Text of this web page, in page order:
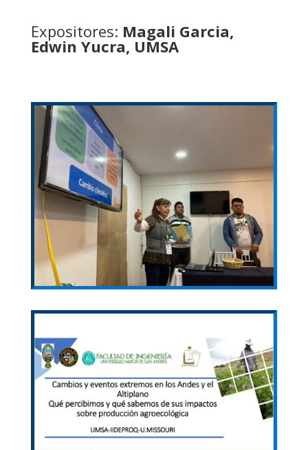
Expositores: Magali Garcia,
Edwin Yucra, UMSA